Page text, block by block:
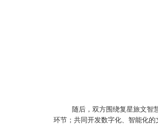
随后，双方围绕复星旅文智
环节；共同开发数字化、智能化